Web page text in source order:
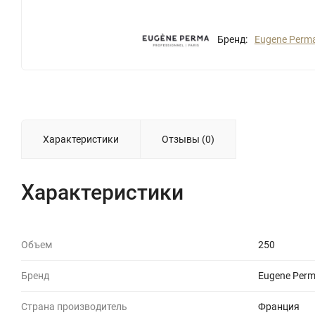
Бренд: Eugene
Характеристики Отзывы (0)
Характеристики
Объем 250
Бренд Eugene
Страна производитель Франция